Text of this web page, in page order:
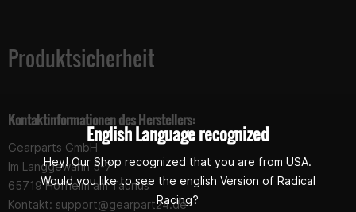
Produktsicherheit
Kontaktinformationen des Herstellers:
Gearparts GmbH
Im Langgewann 5-7
65719 Hofheim am Taunus
Kontakt: support@gearpart24.de
English Language recognized
Hey! Our Shop recognized that you are from USA.
Would you like to see the english Version of Radical
Racing?